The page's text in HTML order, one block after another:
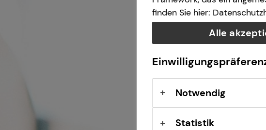
Gewerbliche Versicherungen
finden Sie hier:
Alle
Notwendig
Statistik